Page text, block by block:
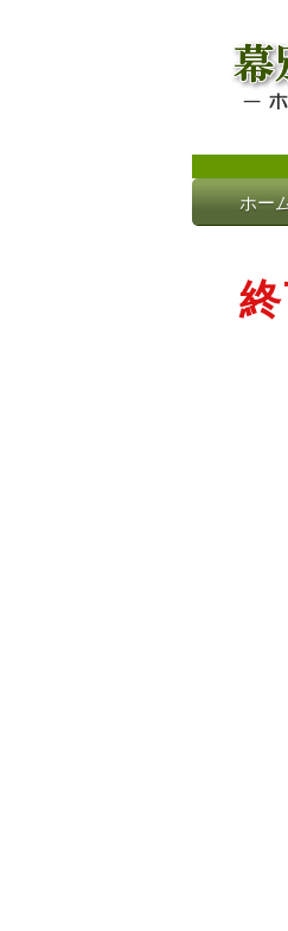
ホー
Skip
to
ホー
終